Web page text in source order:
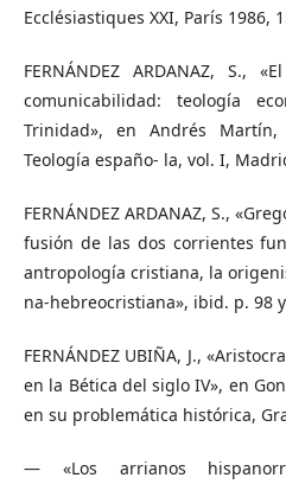
Ecclésiastiques XXI, París 1986,
FERNÁNDEZ ARDANAZ, S.,
comunicabilidad: teología
Trinidad», en Andrés
Teología españo- la, vol. I,
FERNÁNDEZ ARDANAZ, S.,
fusión de las dos corrientes
antropología cristiana, la
na-hebreocristiana», ibid. p. 98
FERNÁNDEZ UBIÑA, J.,
en la Bética del siglo IV», en
en su problemática histórica,
— «Los arrianos